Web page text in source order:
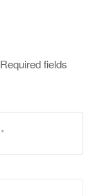
Required fields